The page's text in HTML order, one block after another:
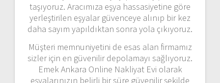
taşıyoruz. Aracımıza eşya hassasiyetine göre
yerleştirilen eşyalar güvenceye alınıp bir kez
daha sayım yapıldıktan sonra yola çıkıyoruz.
Müşteri memnuniyetini de esas alan firmamız
sizler için en güvenilir depolamayı sağlıyoruz.
Emek Ankara Online Nakliyat Evi olarak
eşyalarınızın belirli bir süre güvenilir şekilde